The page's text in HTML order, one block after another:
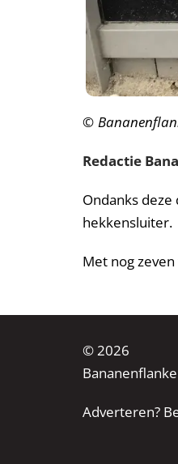
©
Redactie
Ondanks
hekkensluiter.
Met nog
© 2026
Adverteren?